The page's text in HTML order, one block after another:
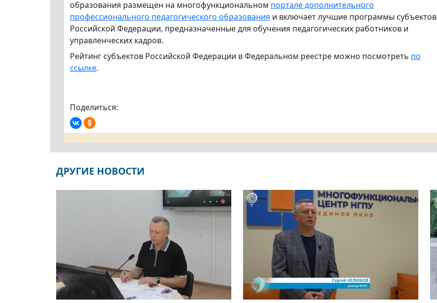
образования размещен на многофункциональном портале дополнительного
профессионального педагогического образования и включает лучшие программы субъектов
Российской Федерации, предназначенные для обучения педагогических работников и
управленческих кадров.
Рейтинг субъектов Российской Федерации в Федеральном реестре можно посмотреть по
ссылке.
Поделиться:
ДРУГИЕ НОВОСТИ